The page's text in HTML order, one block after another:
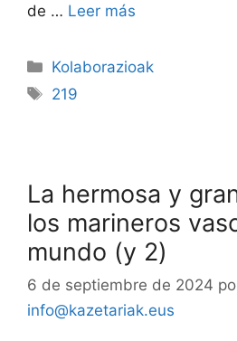
de … Leer más
Kolaborazioak
219
La hermosa y
los marineros
mundo (y 2)
6 de septiembre de 2024
info@kazetariak.eus